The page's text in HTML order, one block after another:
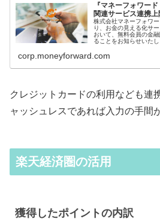
『マネーフォワー
関連サービス連携
株式会社マネーフォワ
り、お金の見える化サ
おいて、無料会員の金
ることをお知らせいた
corp.moneyforward.com
クレジットカードの利用なども連
ャッシュレスであれば入力の手間
楽天経済圏の活用
獲得したポイントの内訳